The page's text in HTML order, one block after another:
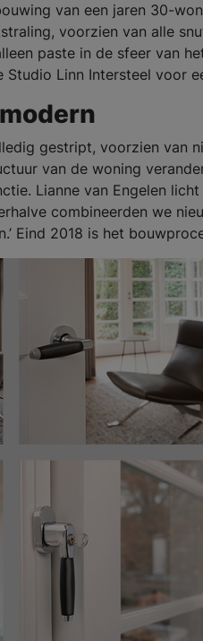
van een jaren 30-
voorzien van alle
paste in de sfeer van
Studio Linn Intersteel voor
gestript, voorzien van
van de woning
Lianne van Engelen
combineerden we
Eind 2018 is het